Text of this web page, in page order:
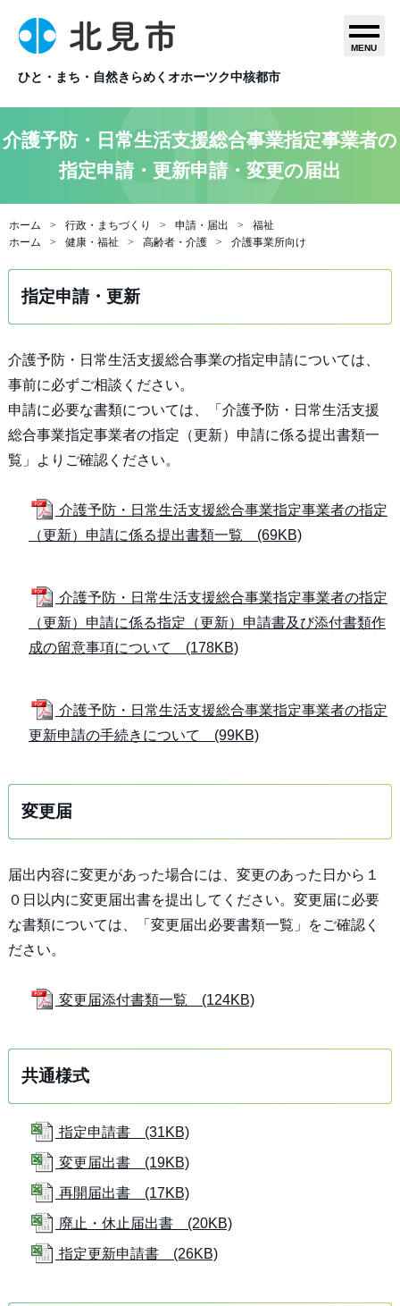
ひと・まち・自然きらめくオホーツク中核都市
MENU
介護予防・日常生活支援総合事業指定事業者の
指定申請・更新申請・変更の届出
ホーム 行政・まちづくり 申請・届出
福祉
ホーム
健康・福祉 高齢者・介護 介護事業所向け
指定申請・更新
介護予防・日常生活支援総合事業の指定申請については、
事前に必ずご相談ください。
申請に必要な書類については、「介護予防・日常生活支援
総合事業指定事業者の指定（更新）申請に係る提出書類一
覧」よりご確認ください。
介護予防・日常生活支援総合事業指定事業者の指定
（更新）申請に係る提出書類一覧 (69KB)
介護予防・日常生活支援総合事業指定事業者の指定
（更新）申請に係る指定（更新）申請書及び添付書類作
成の留意事項について (178KB)
介護予防・日常生活支援総合事業指定事業者の指定
更新申請の手続きについて (99KB)
変更届
届出内容に変更があった場合には、変更のあった日から１
０日以内に変更届出書を提出してください。変更届に必要
な書類については、「変更届出必要書類一覧」をご確認く
ださい。
変更届添付書類一覧 (124KB)
共通様式
指定申請書 (31KB)
変更届出書 (19KB)
再開届出書 (17KB)
廃止・休止届出書 (20KB)
指定更新申請書 (26KB)